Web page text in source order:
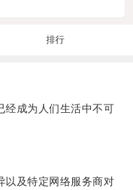
排行
成为人们生活中不可
及特定网络服务商对